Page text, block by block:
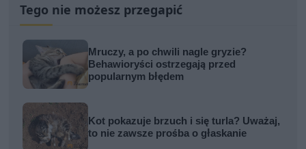
Tego nie możesz przegapić
Mruczy, a po chwili nagle gryzie?
Behawioryści ostrzegają przed
popularnym błędem
Kot pokazuje brzuch i się turla? Uważaj,
to nie zawsze prośba o głaskanie